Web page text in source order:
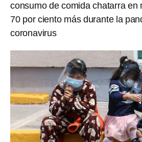
consumo de comida chatarra en
70 por ciento más durante la
coronavirus